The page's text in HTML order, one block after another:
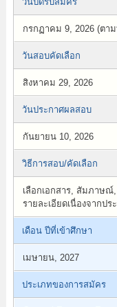
กรกฏาคม 9, 2026 (ตา
วันสอบคัดเลือก
สิงหาคม 29, 2026
วันประกาศผลสอบ
กันยายน 10, 2026
วิธีการสอบ/คัดเลือก
เลือกเอกสาร, สัมภาษณ์
รายละเอียดเนื่องจากป
เดือน ปีที่เข้าศึกษา
เมษายน, 2027
ประเภทของการสมัคร